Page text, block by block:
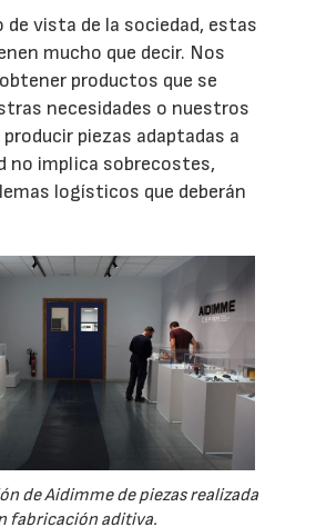
de vista de la sociedad, estas
mucho que decir. Nos
productos que se
necesidades o nuestros
piezas adaptadas a
no implica sobrecostes,
logísticos que deberán
de Aidimme de piezas realizada
fabricación aditiva.